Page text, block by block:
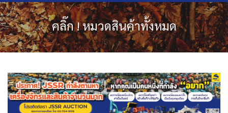
คลิ๊ก ! หมวดสินค้าทั้งหมด